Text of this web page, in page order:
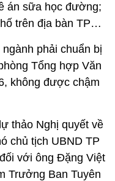
án sữa học đường;
trên địa bàn TP…
phải chuẩn bị
Tổng hợp Văn
không được chậm
thảo Nghị quyết về
chủ tịch UBND TP
với ông Đặng Việt
Trưởng Ban Tuyên